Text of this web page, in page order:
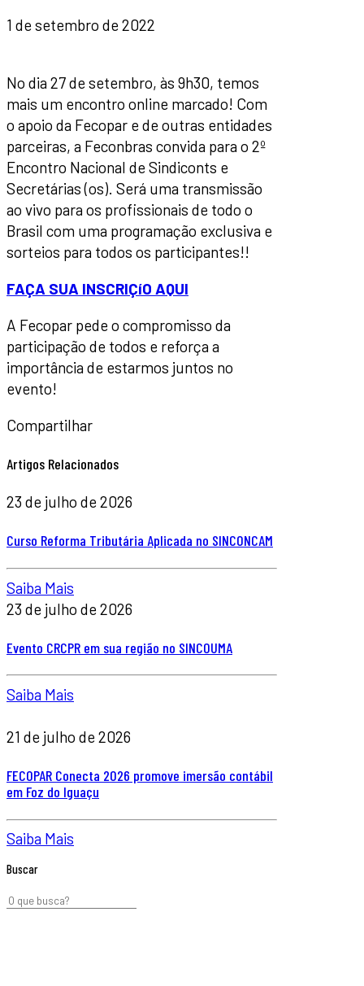
1 de setembro de 2022
No dia 27 de setembro, às 9h30, temos
mais um encontro online marcado! Com
o apoio da Fecopar e de outras entidades
parceiras, a Feconbras convida para o 2º
Encontro Nacional de Sindiconts e
Secretárias (os). Será uma transmissão
ao vivo para os profissionais de todo o
Brasil com uma programação exclusiva e
sorteios para todos os participantes!!
FAÇA SUA INSCRIÇíO AQUI
A Fecopar pede o compromisso da
participação de todos e reforça a
importância de estarmos juntos no
evento!
Compartilhar
Artigos Relacionados
23 de julho de 2026
Curso Reforma Tributária Aplicada no SINCONCAM
Saiba Mais
23 de julho de 2026
Evento CRCPR em sua região no SINCOUMA
Saiba Mais
21 de julho de 2026
FECOPAR Conecta 2026 promove imersão contábil
em Foz do Iguaçu
Saiba Mais
Buscar